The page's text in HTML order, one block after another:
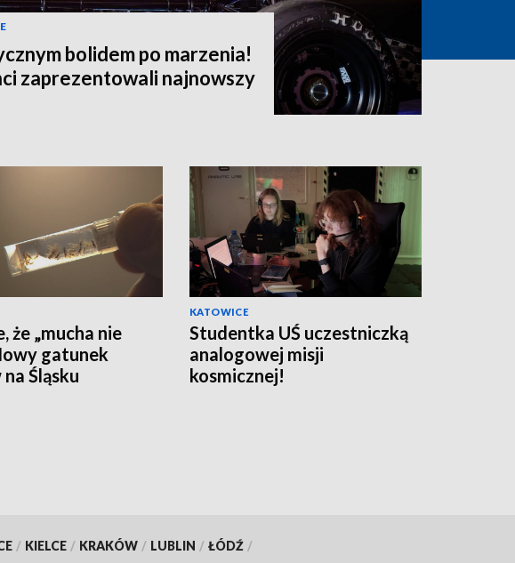
bolidem po marzenia!
zaprezentowali najnowszy
że „mucha nie
gatunek
Śląsku
KATOWICE
Studentka UŚ uczestniczką
analogowej misji
kosmicznej!
/ KIELCE / KRAKÓW / LUBLIN / ŁÓDŹ /